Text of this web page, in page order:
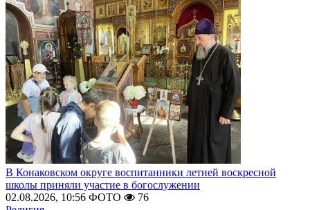
В Конаковском округе воспитанники летней воскресной
школы приняли участие в богослужении
02.08.2026, 10:56 ФОТО
76